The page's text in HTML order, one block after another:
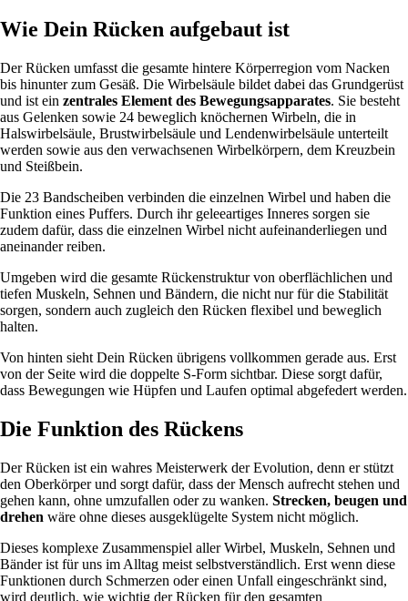
Wie Dein Rücken aufgebaut ist
Der Rücken umfasst die gesamte hintere Körperregion vom Nacken
bis hinunter zum Gesäß. Die Wirbelsäule bildet dabei das Grundgerüst
und ist ein zentrales Element des Bewegungsapparates. Sie besteht
aus Gelenken sowie 24 beweglich knöchernen Wirbeln, die in
Halswirbelsäule, Brustwirbelsäule und Lendenwirbelsäule unterteilt
werden sowie aus den verwachsenen Wirbelkörpern, dem Kreuzbein
und Steißbein.
Die 23 Bandscheiben verbinden die einzelnen Wirbel und haben die
Funktion eines Puffers. Durch ihr geleeartiges Inneres sorgen sie
zudem dafür, dass die einzelnen Wirbel nicht aufeinanderliegen und
aneinander reiben.
Umgeben wird die gesamte Rückenstruktur von oberflächlichen und
tiefen Muskeln, Sehnen und Bändern, die nicht nur für die Stabilität
sorgen, sondern auch zugleich den Rücken flexibel und beweglich
halten.
Von hinten sieht Dein Rücken übrigens vollkommen gerade aus. Erst
von der Seite wird die doppelte S-Form sichtbar. Diese sorgt dafür,
dass Bewegungen wie Hüpfen und Laufen optimal abgefedert werden.
Die Funktion des Rückens
Der Rücken ist ein wahres Meisterwerk der Evolution, denn er stützt
den Oberkörper und sorgt dafür, dass der Mensch aufrecht stehen und
gehen kann, ohne umzufallen oder zu wanken. Strecken, beugen und
drehen wäre ohne dieses ausgeklügelte System nicht möglich.
Dieses komplexe Zusammenspiel aller Wirbel, Muskeln, Sehnen und
Bänder ist für uns im Alltag meist selbstverständlich. Erst wenn diese
Funktionen durch Schmerzen oder einen Unfall eingeschränkt sind,
wird deutlich, wie wichtig der Rücken für den gesamten